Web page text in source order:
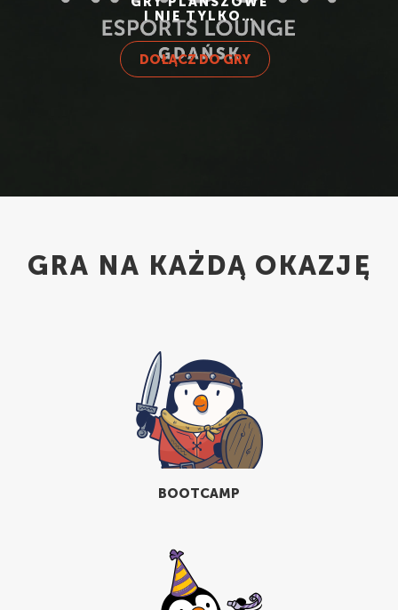
I NIE TYLKO…
DOŁĄCZ DO GRY
GRA NA KAŻDĄ OKAZJĘ
BOOTCAMP